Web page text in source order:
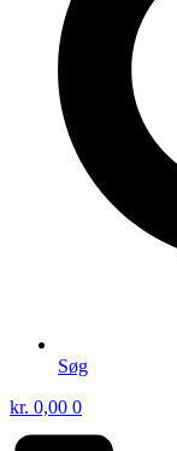
Søg
kr. 0,00 0